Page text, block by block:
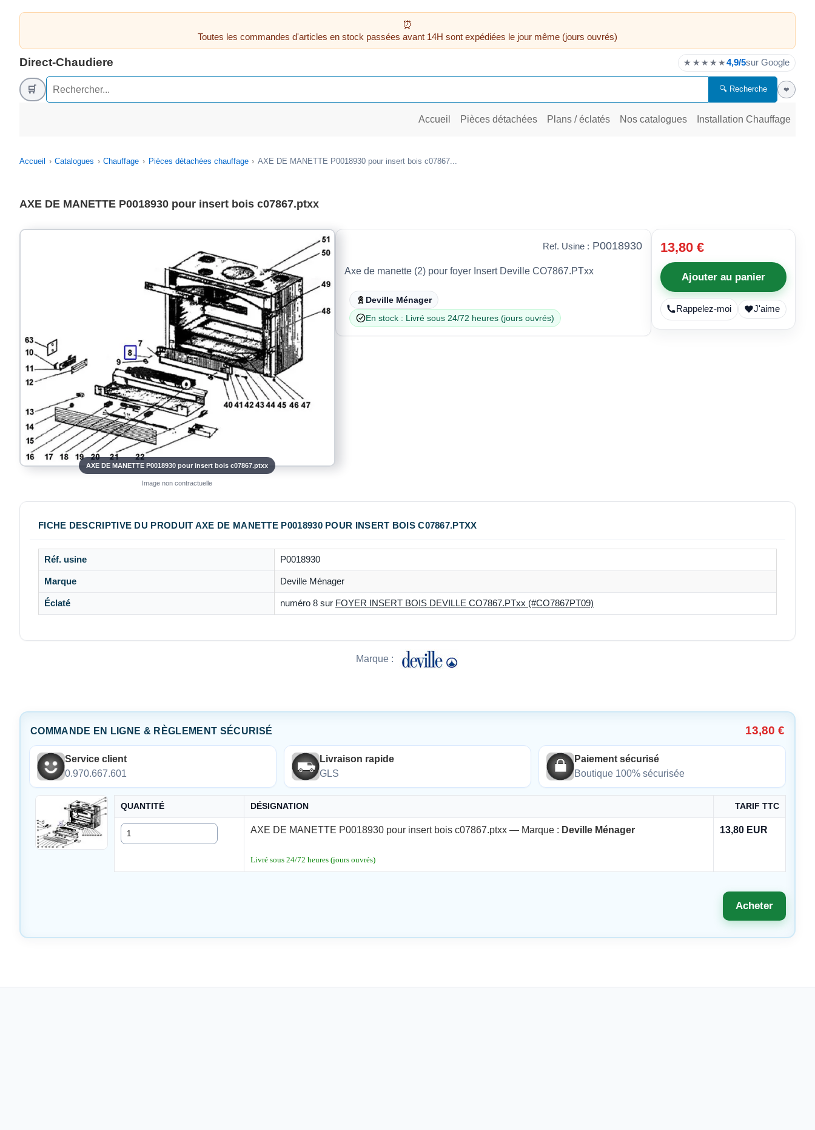
Toutes les commandes d'articles en stock passées avant 14H sont expédiées le jour même (jours ouvrés)
Direct-Chaudiere ★★★★★4,9/5sur Google
🛒 🔍 Recherche ❤
Accueil Pièces détachées Plans / éclatés Nos catalogues Installation Chauffage
Accueil Catalogues Chauffage Pièces détachées chauffage AXE DE MANETTE P0018930 pour insert bois c07867...
AXE DE MANETTE P0018930 pour insert bois c07867.ptxx
AXE DE MANETTE P0018930 pour insert bois c07867.ptxx
Image non contractuelle
Ref. Usine : P0018930
Axe de manette (2) pour foyer Insert Deville CO7867.PTxx
Deville Ménager
En stock : Livré sous 24/72 heures (jours ouvrés)
13,80 €
Ajouter au panier
Rappelez-moi J'aime
FICHE DESCRIPTIVE DU PRODUIT AXE DE MANETTE P0018930 POUR INSERT BOIS C07867.PTXX
Réf. usine P0018930
Marque Deville Ménager
Éclaté numéro 8 sur FOYER INSERT BOIS DEVILLE CO7867.PTxx (#CO7867PT09)
Marque :
COMMANDE EN LIGNE & RÈGLEMENT SÉCURISÉ 13,80 €
Service client
0.970.667.601
Livraison rapide
GLS
Paiement sécurisé
Boutique 100% sécurisée
QUANTITÉ DÉSIGNATION TARIF TTC
Quantité AXE DE MANETTE P0018930 pour insert bois c07867.ptxx — Marque : Deville Ménager
Livré sous 24/72 heures (jours ouvrés)
13,80 EUR
Acheter